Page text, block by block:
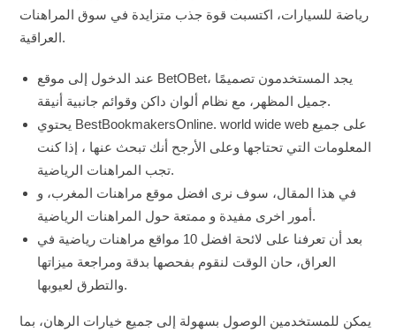
رياضة للسيارات، اكتسبت قوة جذب متزايدة في سوق المراهنات
العراقية.
عند الدخول إلى موقع BetOBet، يجد المستخدمون تصميمًا
جميل المظهر، مع نظام ألوان داكن وقوائم جانبية أنيقة.
يحتوي BestBookmakersOnline. world wide web على جميع
المعلومات التي تحتاجها وعلى الأرجح أنك تبحث عنها ، إذا كنت
تجب المراهنات الرياضية.
في هذا المقال، سوف نرى افضل موقع مراهنات المغرب، و
أمور اخرى مفيدة و ممتعة حول المراهنات الرياضية.
بعد أن تعرفنا على لائحة افضل 10 مواقع مراهنات رياضية في
العراق، حان الوقت لنقوم بفحصها بدقة ومراجعة ميزاتها
والتطرق لعيوبها.
يمكن للمستخدمين الوصول بسهولة إلى جميع خيارات الرهان، بما